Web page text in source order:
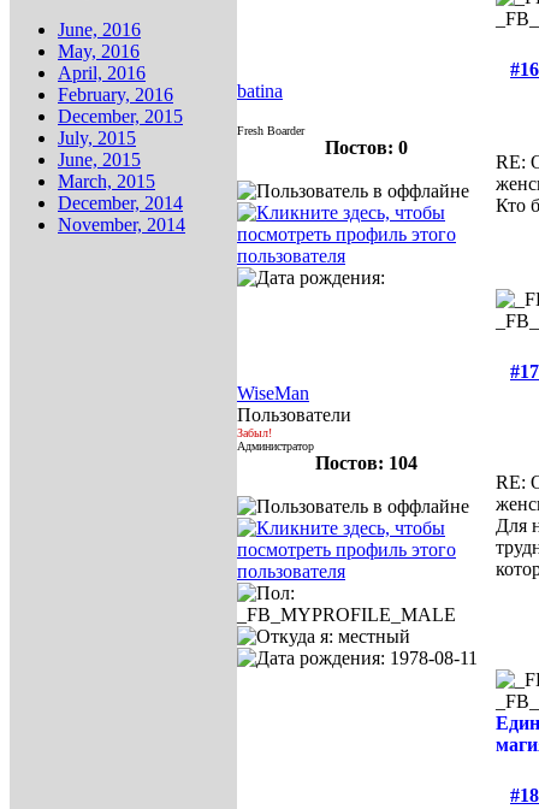
June, 2016
May, 2016
April, 2016
February, 2016
December, 2015
July, 2015
June, 2015
March, 2015
December, 2014
November, 2014
batina
Fresh Boarder
Постов: 0
RE:
Кто
WiseMan
Пользователи
Забыл!
Администратор
Постов: 104
RE:
Для